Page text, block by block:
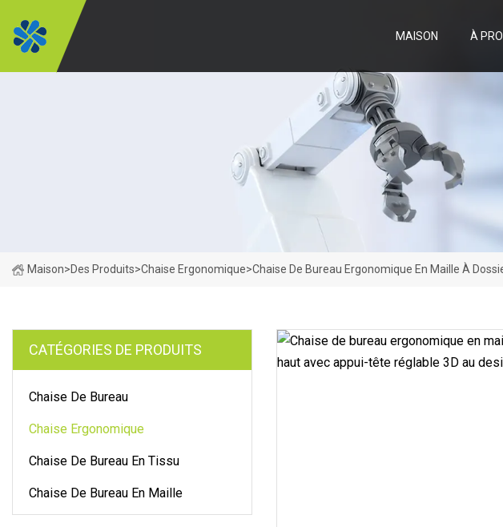
MAISON À
Maison>Des Produits>Chaise Ergonomique>Chaise De Bureau Ergonomique En Maille À
CATÉGORIES DE PRODUITS
Chaise De Bureau
Chaise Ergonomique
Chaise De Bureau En Tissu
Chaise De Bureau En Maille